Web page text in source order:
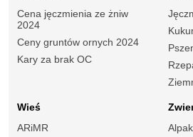
Cena jęczmienia ze żniw
2024
Ceny gruntów ornych 2024
Kary za brak OC
Wieś
ARiMR